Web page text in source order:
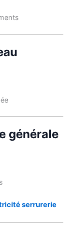
générale
serrurerie